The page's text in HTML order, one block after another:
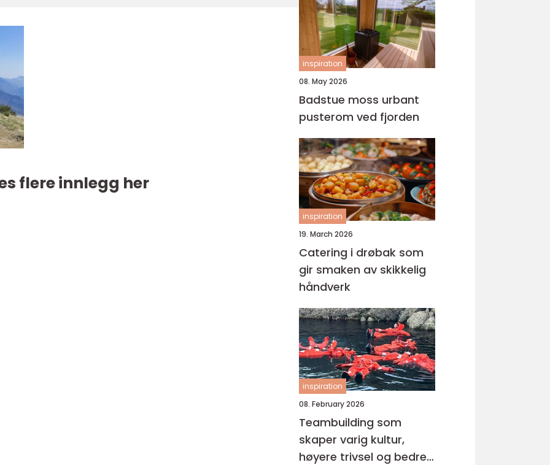
flere innlegg her
inspiration
08. May 2026
Badstue moss urbant
pusterom ved fjorden
inspiration
19. March 2026
Catering i drøbak som
gir smaken av skikkelig
håndverk
inspiration
08. February 2026
Teambuilding som
skaper varig kultur,
høyere trivsel og bedre